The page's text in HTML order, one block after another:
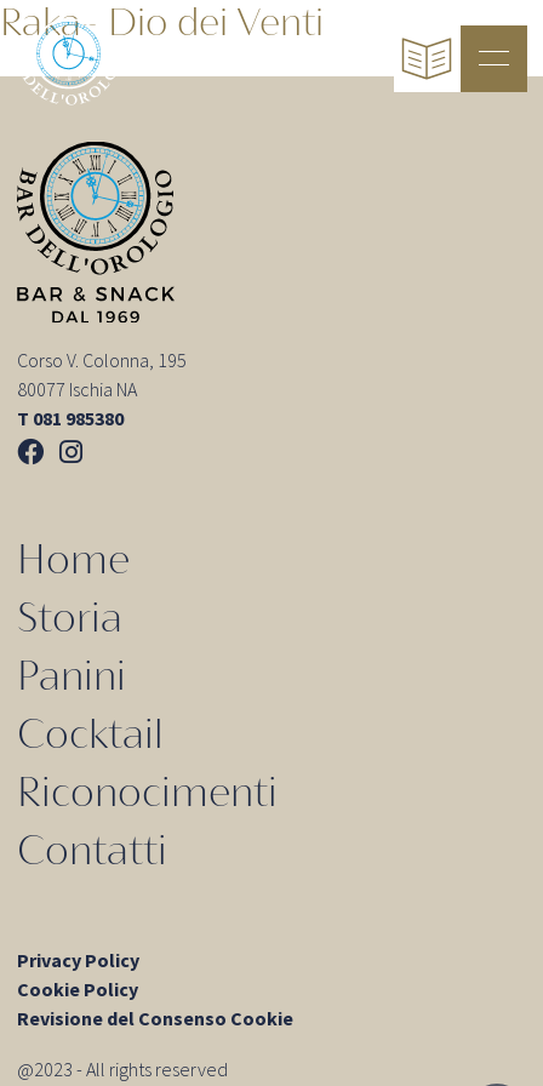
Raka- Dio dei Venti
Corso V. Colonna, 195
80077 Ischia NA
T 081 985380
Home
Storia
Panini
Cocktail
Riconocimenti
Contatti
Privacy Policy
Cookie Policy
Revisione del Consenso Cookie
@2023 - All rights reserved